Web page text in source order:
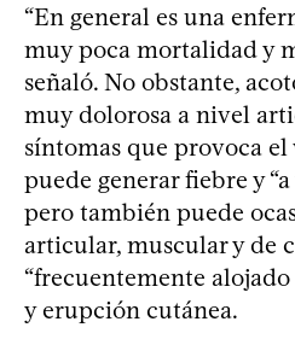
“En general es una
muy poca mortalidad y
señaló. No obstante,
muy dolorosa a nivel
síntomas que provoca
puede generar fiebre y “a
pero también puede
articular, muscular y de
“frecuentemente
y erupción cutánea.